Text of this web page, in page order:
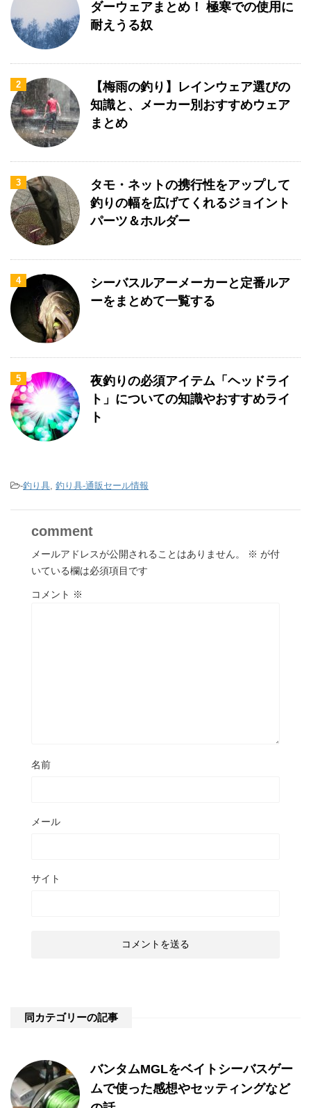
ダーウェアまとめ！ 極寒での使用に
耐えうる奴
2
【梅雨の釣り】レインウェア選びの
知識と、メーカー別おすすめウェア
まとめ
3
タモ・ネットの携行性をアップして
釣りの幅を広げてくれるジョイント
パーツ＆ホルダー
4
シーバスルアーメーカーと定番ルア
ーをまとめて一覧する
5
夜釣りの必須アイテム「ヘッドライ
ト」についての知識やおすすめライ
ト
-釣り具 釣り具-通販セール情報
comment
メールアドレスが公開されることはありません。 ※ が付
いている欄は必須項目です
コメント ※
名前
メール
サイト
同カテゴリーの記事
バンタムMGLをベイトシーバスゲー
ムで使った感想やセッティングなど